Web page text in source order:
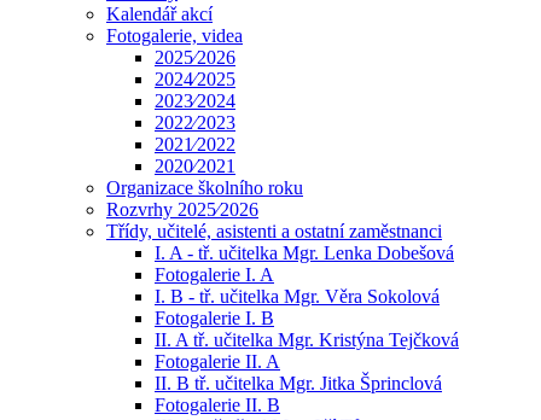
Kalendář akcí
Fotogalerie, videa
2025⁄2026
2024⁄2025
2023⁄2024
2022⁄2023
2021⁄2022
2020⁄2021
Organizace školního roku
Rozvrhy 2025⁄2026
Třídy, učitelé, asistenti a ostatní zaměstnanci
I. A - tř. učitelka Mgr. Lenka Dobešová
Fotogalerie I. A
I. B - tř. učitelka Mgr. Věra Sokolová
Fotogalerie I. B
II. A tř. učitelka Mgr. Kristýna Tejčková
Fotogalerie II. A
II. B tř. učitelka Mgr. Jitka Šprinclová
Fotogalerie II. B